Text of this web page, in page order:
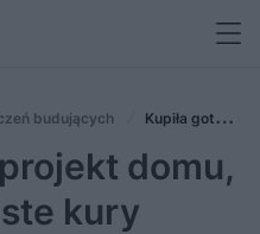
budujących
Kupiła gotowy
wyjechała na wieś i
dom. O, taki
domu,
kury